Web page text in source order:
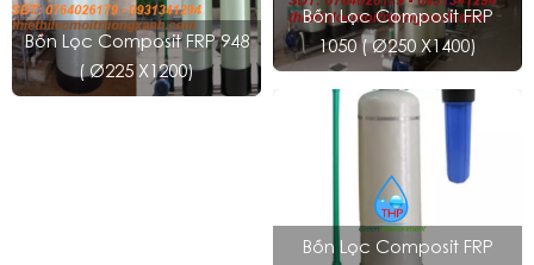
Bồn Lọc Composit FRP 948
( Ø225 X1200)
Bồn Lọc Composit FRP
1050 ( Ø250 X1400)
Bồn Lọc Composit FRP